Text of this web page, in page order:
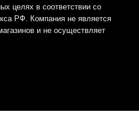
целях в соответствии со
РФ. Компания не является
и не осуществляет